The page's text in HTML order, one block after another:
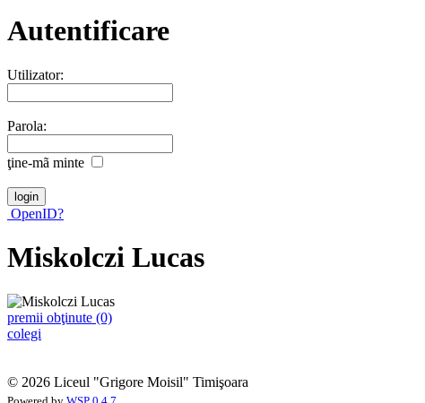
Autentificare
Utilizator:
Parola:
ţine-mã minte
OpenID?
Miskolczi Lucas
premii obţinute (0)
colegi
© 2026 Liceul "Grigore Moisil" Timişoara